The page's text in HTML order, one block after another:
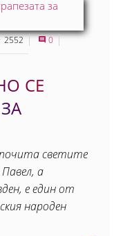
2552 0
СЕ
светите
а
е един от
народен